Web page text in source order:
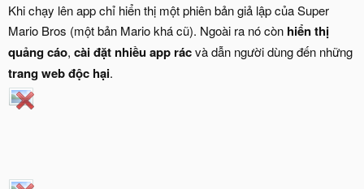
Khi chạy lên app chỉ hiển thị một phiên bản giả lập của Super
Mario Bros (một bản Mario khá cũ). Ngoài ra nó còn hiển thị
quảng cáo, cài đặt nhiều app rácvà dẫn người dùng đến những
trang web độc hại.